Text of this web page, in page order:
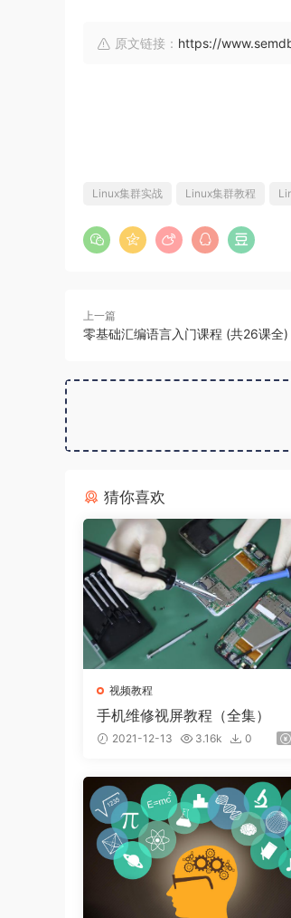
原文链接： https://
Linux集群实战 Linux集群教程
上一篇
零基础汇编语言入门课程 (共26课全)
猜你喜欢
视频教程
手机维修视屏教程（全集）
2021-12-13 3.16k 0